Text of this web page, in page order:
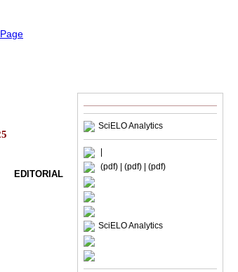
SciELO Analytics
(pdf)
| (pdf) | (pdf)
SciELO Analytics
EDITORIAL